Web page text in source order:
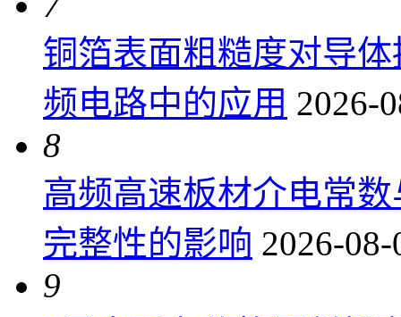
铜箔表面粗糙度对导
频电路中的应用 2026-
8
高频高速板材介电常
完整性的影响 2026-
9